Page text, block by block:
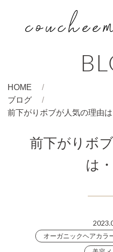
HOME
ブログ
前下がりボブが人気の理由は
前下がりボ
は
オーガニックヘアカラ